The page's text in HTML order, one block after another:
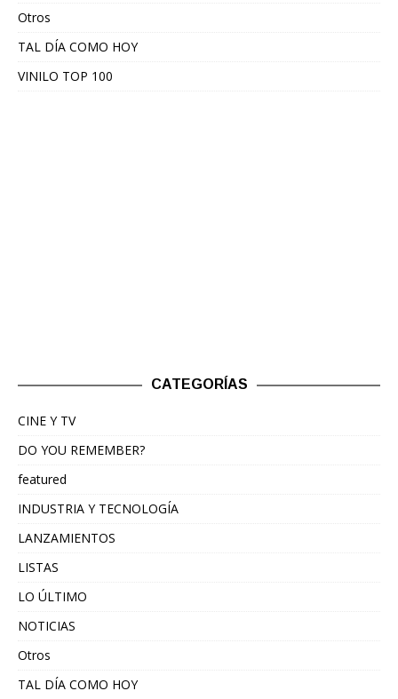
Otros
TAL DÍA COMO HOY
VINILO TOP 100
CATEGORÍAS
CINE Y TV
DO YOU REMEMBER?
featured
INDUSTRIA Y TECNOLOGÍA
LANZAMIENTOS
LISTAS
LO ÚLTIMO
NOTICIAS
Otros
TAL DÍA COMO HOY